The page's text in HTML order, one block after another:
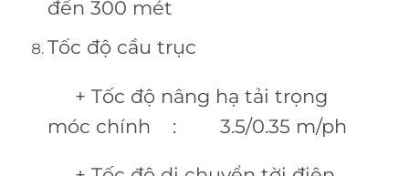
đến 300 mét
Tốc độ cầu trục
+ Tốc độ nâng hạ tải trọng
móc chính : 3.5/0.35 m/ph